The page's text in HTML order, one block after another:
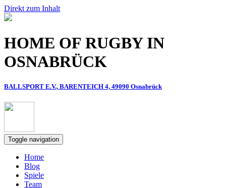
Direkt zum Inhalt
HOME OF RUGBY IN
OSNABRÜCK
BALLSPORT E.V., BARENTEICH 4, 49090 Osnabrück
Toggle navigation
Home
Blog
Spiele
Team